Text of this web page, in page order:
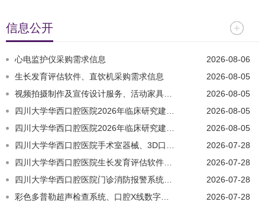
信息公开
2026-08-06
心电监护仪采购需求信息
2026-08-05
生长发育评估软件、直饮机采购需求信息
2026-08-05
视频拍摄制作及宣传设计服务、活动家具…
2026-08-05
四川大学华西口腔医院2026年临床研究建…
2026-08-05
四川大学华西口腔医院2026年临床研究建…
2026-07-28
四川大学华西口腔医院手术室器械、3D口…
2026-07-28
四川大学华西口腔医院生长发育评估软件…
2026-07-28
四川大学华西口腔医院门诊消防报警系统…
2026-07-28
彩色多普勒超声检查系统、口腔X线数字…